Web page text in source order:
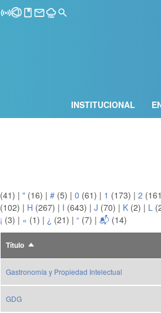
INSTITUCIONAL
(41) | " (16) | # (5) | 0 (61) | 1 (173) | 2
(102) | H (267) | I (643) | J (70) | K (2) | L
¡ (3) | « (1) | ¿ (21) | “ (7) | 📬 (14)
Título Ordenar
descendente
Gastronomía y Propiedad Intelectual
GDG